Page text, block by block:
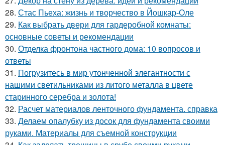
28. Стас Пьеха: жизнь и творчество в Йошкар-Оле
29. Как выбрать двери для гардеробной комнаты:
основные советы и рекомендации
30. Отделка фронтона частного дома: 10 вопросов и
ответы
31. Погрузитесь в мир утонченной элегантности с
нашими светильниками из литого металла в цвете
старинного серебра и золота!
32. Расчет материалов ленточного фундамента. справка
33. Делаем опалубку из досок для фундамента своими
руками. Материалы для съемной конструкции